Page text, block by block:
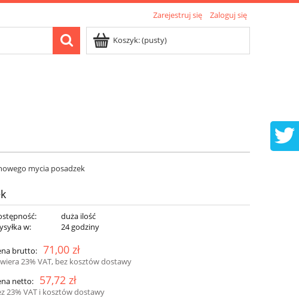
Zarejestruj się Zaloguj się
Koszyk:(pusty)
mycia posadzek
duża ilość
w:
24 godziny
brutto: 71,00 zł
23% VAT, bez kosztów dostawy
netto:
57,72 zł
23% VAT i kosztów dostawy